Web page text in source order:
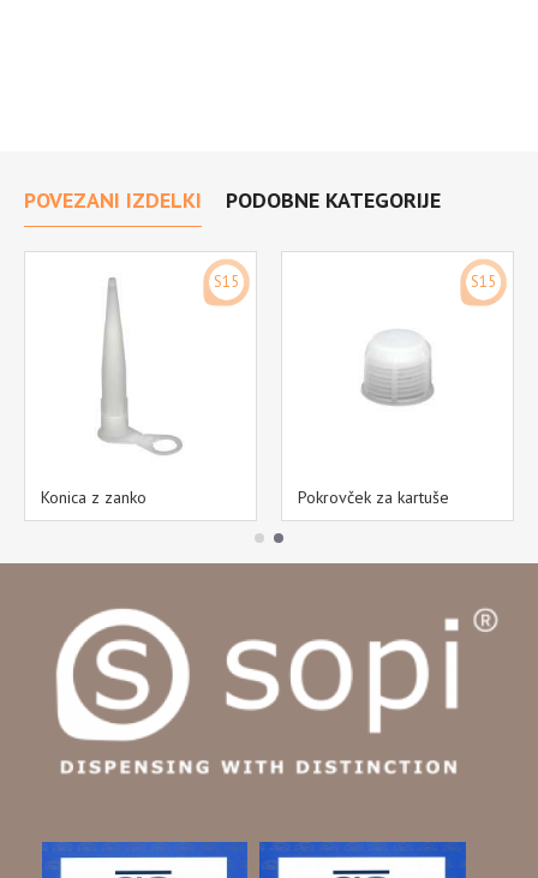
POVEZANI IZDELKI PODOBNE KATEGORIJE
S15
Konica z zanko
S15
Pokrovček za kartuše